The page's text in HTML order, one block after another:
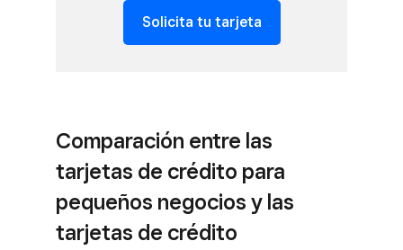
Solicita tu tarjeta
Comparación entre las
tarjetas de crédito para
pequeños negocios y las
tarjetas de crédito